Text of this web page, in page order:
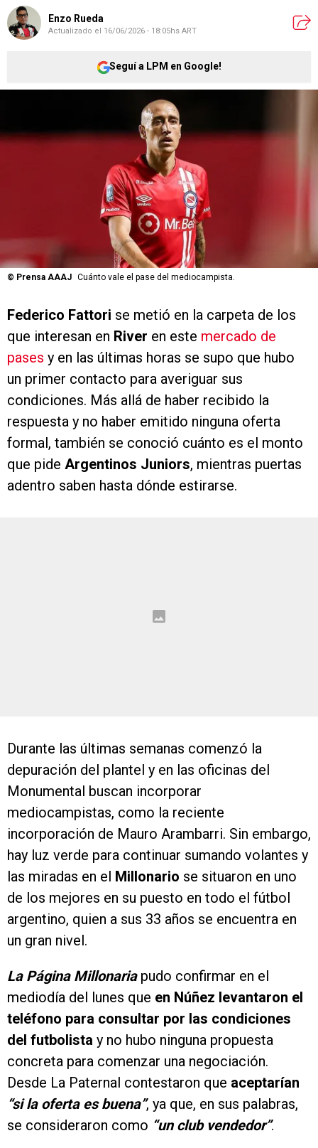
Enzo Rueda
Actualizado el 16/06/2026 - 18:05hs ART
Seguí a LPM en Google!
© Prensa AAAJ Cuánto vale el pase del mediocampista.
Federico Fattori se metió en la carpeta de los
que interesan en River en este mercado de
pases y en las últimas horas se supo que hubo
un primer contacto para averiguar sus
condiciones. Más allá de haber recibido la
respuesta y no haber emitido ninguna oferta
formal, también se conoció cuánto es el monto
que pide Argentinos Juniors, mientras puertas
adentro saben hasta dónde estirarse.
Durante las últimas semanas comenzó la
depuración del plantel y en las oficinas del
Monumental buscan incorporar
mediocampistas, como la reciente
incorporación de Mauro Arambarri. Sin embargo,
hay luz verde para continuar sumando volantes y
las miradas en el Millonario se situaron en uno
de los mejores en su puesto en todo el fútbol
argentino, quien a sus 33 años se encuentra en
un gran nivel.
La Página Millonariapudo confirmar en el
mediodía del lunes que en Núñez levantaron el
teléfono para consultar por las condiciones
del futbolista y no hubo ninguna propuesta
concreta para comenzar una negociación.
Desde La Paternal contestaron que aceptarían
“si la oferta es buena”, ya que, en sus palabras,
se consideraron como “un club vendedor”.